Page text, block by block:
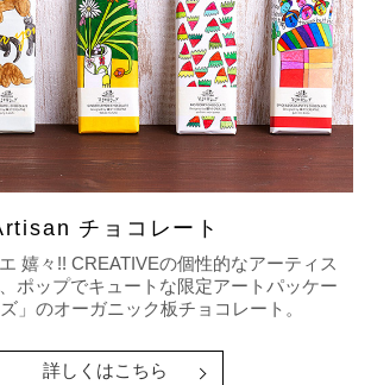
チョコレート
嬉々!! CREATIVEの個性的なアーティス
ポップでキュートな限定アートパッケー
」のオーガニック板チョコレート。
詳しくはこちら